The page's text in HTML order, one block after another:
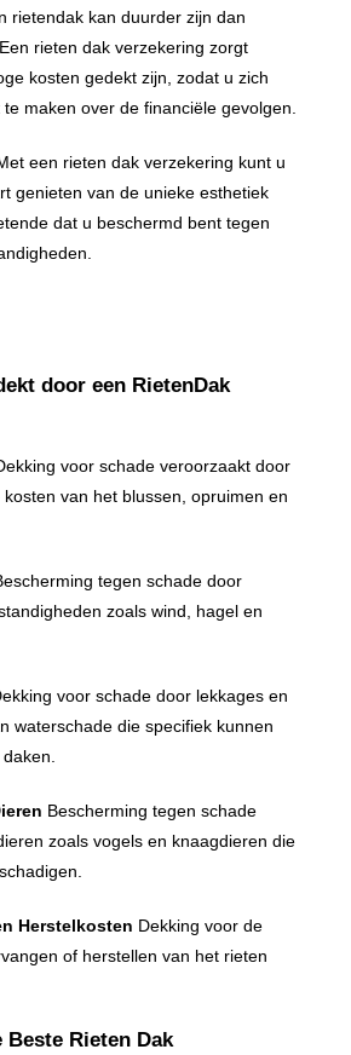
rietendak kan duurder zijn dan
rieten dak verzekering zorgt
kosten gedekt zijn, zodat u zich
maken over de financiële gevolgen.
een rieten dak verzekering kunt u
genieten van de unieke esthetiek
dat u beschermd bent tegen
door een RietenDak
voor schade veroorzaakt door
van het blussen, opruimen en
tegen schade door
zoals wind, hagel en
voor schade door lekkages en
waterschade die specifiek kunnen
Bescherming tegen schade
zoals vogels en knaagdieren die
Herstelkosten Dekking voor de
of herstellen van het rieten
Beste Rieten Dak